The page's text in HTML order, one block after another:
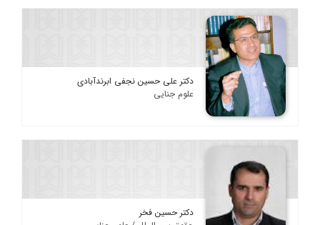
دکتر علی حسین نجفی ابرندآبادی
علوم جنایی
دکتر حسین فخر